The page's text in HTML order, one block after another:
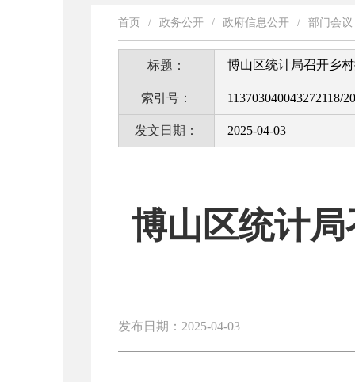
首页 / 政务公开 / 政府信息公开 / 部门会议
标题： 博山区统计局召开乡
索引号： 113703040043272118/
发文日期： 2025-04-03
博山区统计
发布日期：2025-04-03